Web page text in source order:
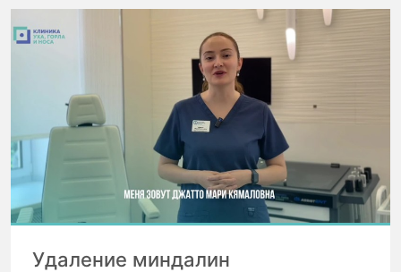
Удаление миндалин